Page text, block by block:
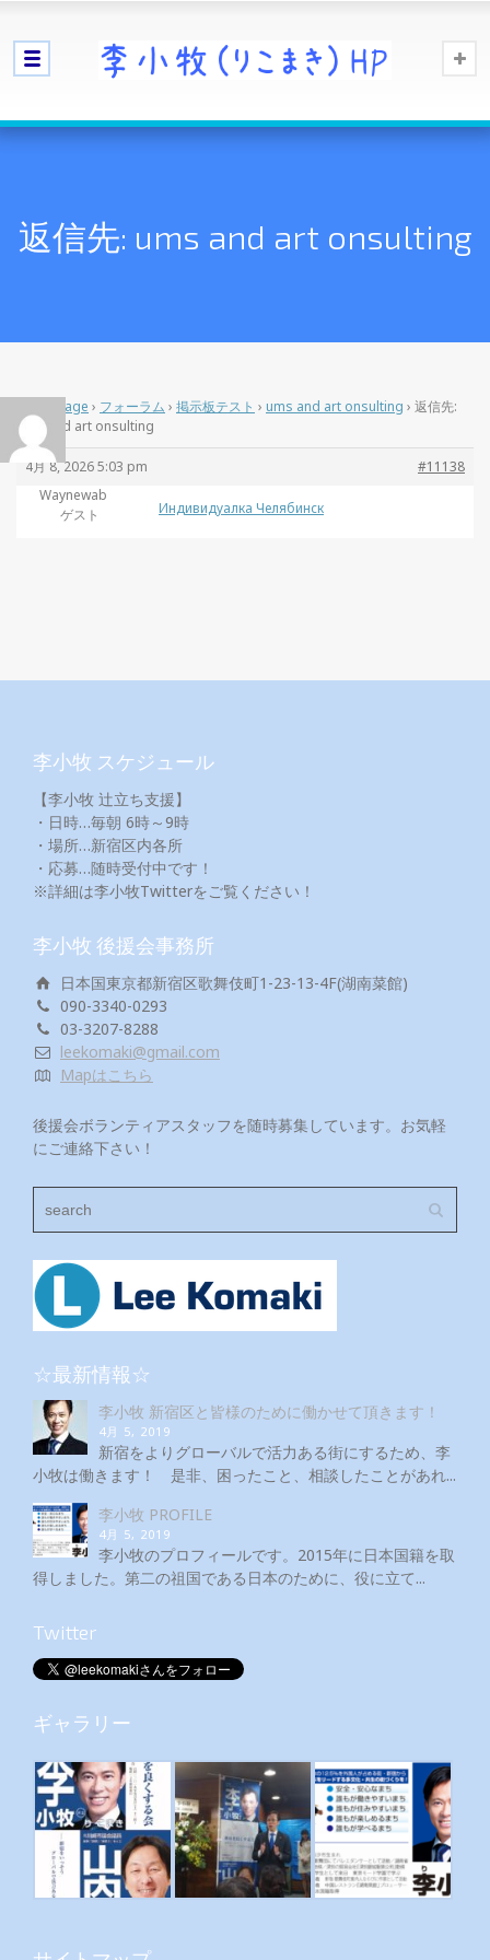
返信先: ums and art onsulting
Home Page › フォーラム › 掲示板テスト › ums and art onsulting › 返信先:
ums and art onsulting
4月 8, 2026 5:03 pm
#11138
Waynewab
ゲスト
Индивидуалка Челябинск
李小牧 スケジュール
【李小牧 辻立ち支援】
・日時…毎朝 6時～9時
・場所…新宿区内各所
・応募…随時受付中です！
※詳細は李小牧Twitterをご覧ください！
李小牧 後援会事務所
日本国東京都新宿区歌舞伎町1-23-13-4F(湖南菜館)
090-3340-0293
03-3207-8288
leekomaki@gmail.com
Mapはこちら
後援会ボランティアスタッフを随時募集しています。お気軽
にご連絡下さい！
☆最新情報☆
李小牧 新宿区と皆様のために働かせて頂きます！
4月 5, 2019
新宿をよりグローバルで活力ある街にするため、李
小牧は働きます！ 是非、困ったこと、相談したことがあれ...
李小牧 PROFILE
4月 5, 2019
李小牧のプロフィールです。2015年に日本国籍を取
得しました。第二の祖国である日本のために、役に立て...
Twitter
ギャラリー